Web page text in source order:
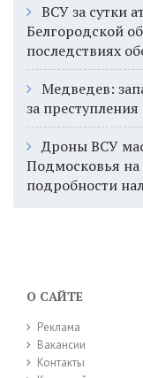
ВСУ за сутки
Белгородской
последствиях
Медведев:
за
Дроны ВСУ
Подмосковья
подробности
О САЙТЕ
Реклама
Вакансии
Контакты